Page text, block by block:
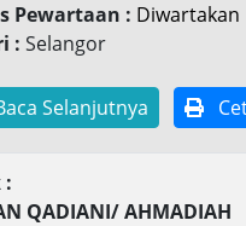
Pewartaan : Diwartakan
: Selangor
Selanjutnya
:
QADIANI/ AHMADIAH